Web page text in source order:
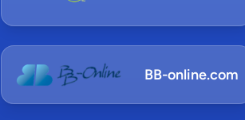
BB-online.com